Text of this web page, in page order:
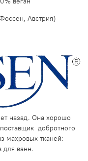
Австрия)
назад. Она хорошо
добротного
махровых тканей:
для ванн.